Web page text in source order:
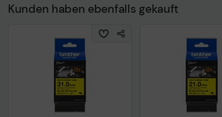
Technisches
Kunden haben ebenfalls gekauft